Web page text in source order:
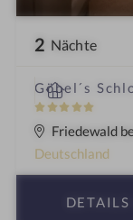
2 Nächte
Göbel´s
5
S
t
i
n
Friedewald
Deutschland
DETAILS